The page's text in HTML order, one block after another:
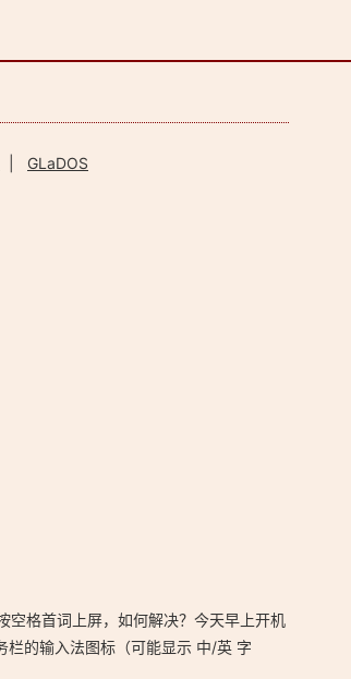
GLaDOS
空格首词上屏，如何解决？今天早上开机
栏的输入法图标（可能显示 中/英 字